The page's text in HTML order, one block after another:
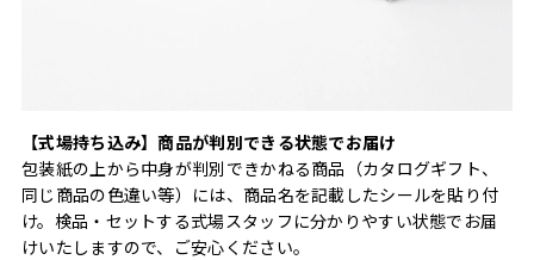
【式場持ち込み】商品が判別できる状態でお届け
包装紙の上から中身が判別できかねる商品（カタログギフト、
同じ商品の色違い等）には、商品名を記載したシールを貼り付
け。検品・セットする式場スタッフに分かりやすい状態でお届
けいたしますので、ご安心ください。